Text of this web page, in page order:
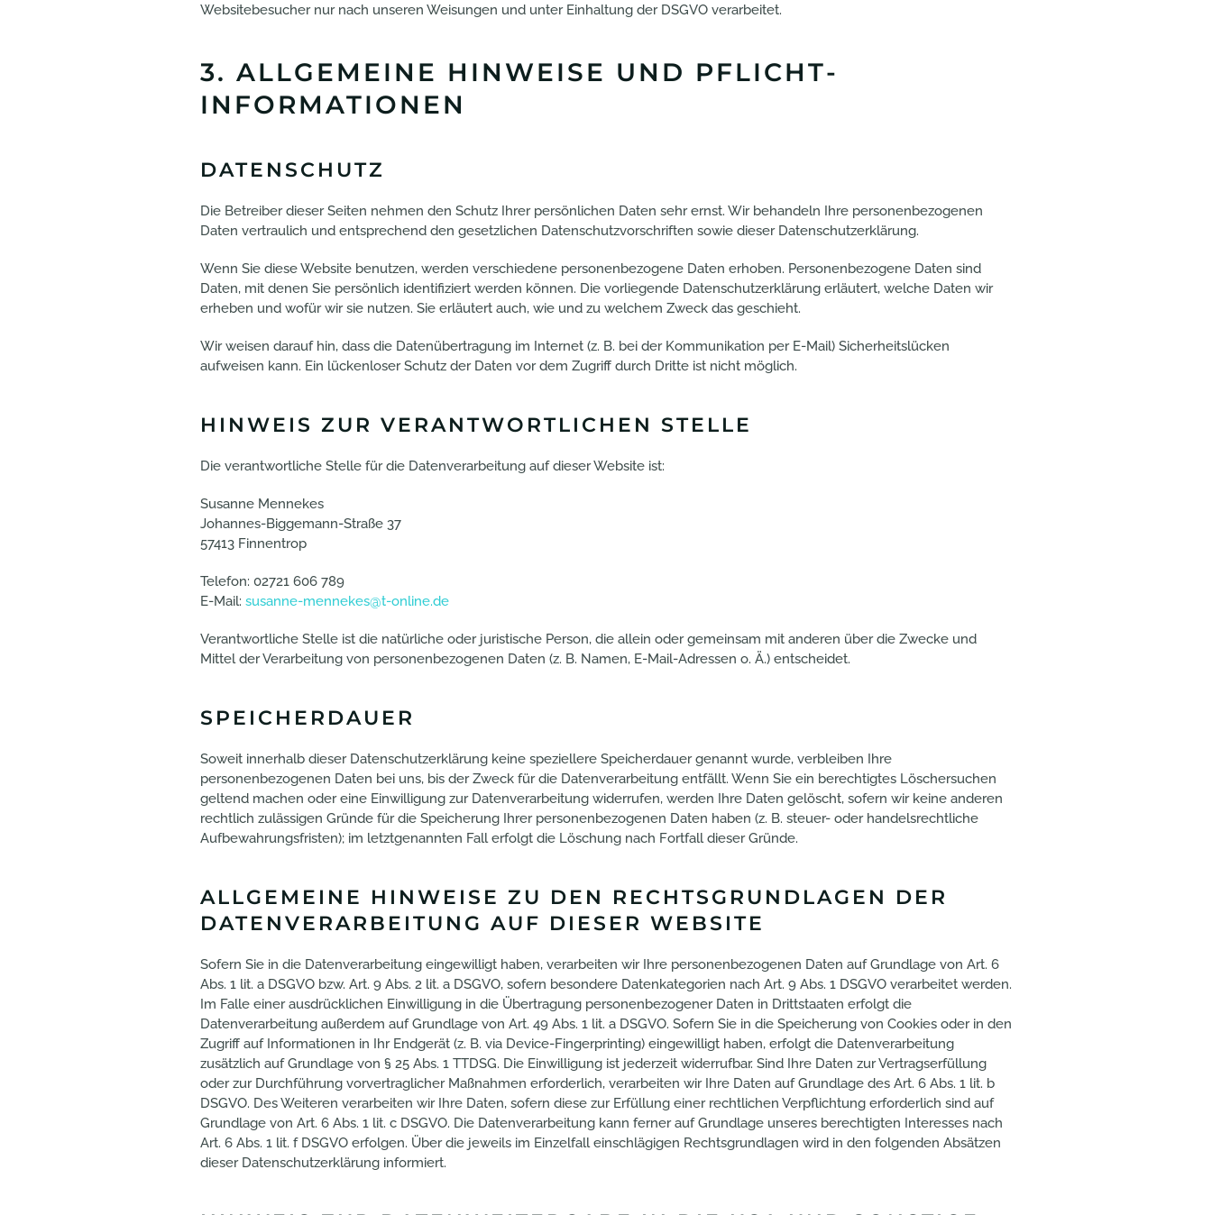
Websitebesucher nur nach unseren Weisungen und unter Einhaltung der DSGVO verarbeitet.
3. ALLGEMEINE HINWEISE UND PFLICHT­
INFORMATIONEN
DATENSCHUTZ
Die Betreiber dieser Seiten nehmen den Schutz Ihrer persönlichen Daten sehr ernst. Wir behandeln Ihre personenbezogenen
Daten vertraulich und entsprechend den gesetzlichen Datenschutzvorschriften sowie dieser Datenschutzerklärung.
Wenn Sie diese Website benutzen, werden verschiedene personenbezogene Daten erhoben. Personenbezogene Daten sind
Daten, mit denen Sie persönlich identifiziert werden können. Die vorliegende Datenschutzerklärung erläutert, welche Daten wir
erheben und wofür wir sie nutzen. Sie erläutert auch, wie und zu welchem Zweck das geschieht.
Wir weisen darauf hin, dass die Datenübertragung im Internet (z. B. bei der Kommunikation per E-Mail) Sicherheitslücken
aufweisen kann. Ein lückenloser Schutz der Daten vor dem Zugriff durch Dritte ist nicht möglich.
HINWEIS ZUR VERANTWORTLICHEN STELLE
Die verantwortliche Stelle für die Datenverarbeitung auf dieser Website ist:
Susanne Mennekes
Johannes-Biggemann-Straße 37
57413 Finnentrop
Telefon: 02721 606 789
E-Mail: susanne-mennekes@t-online.de
Verantwortliche Stelle ist die natürliche oder juristische Person, die allein oder gemeinsam mit anderen über die Zwecke und
Mittel der Verarbeitung von personenbezogenen Daten (z. B. Namen, E-Mail-Adressen o. Ä.) entscheidet.
SPEICHERDAUER
Soweit innerhalb dieser Datenschutzerklärung keine speziellere Speicherdauer genannt wurde, verbleiben Ihre
personenbezogenen Daten bei uns, bis der Zweck für die Datenverarbeitung entfällt. Wenn Sie ein berechtigtes Löschersuchen
geltend machen oder eine Einwilligung zur Datenverarbeitung widerrufen, werden Ihre Daten gelöscht, sofern wir keine anderen
rechtlich zulässigen Gründe für die Speicherung Ihrer personenbezogenen Daten haben (z. B. steuer- oder handelsrechtliche
Aufbewahrungsfristen); im letztgenannten Fall erfolgt die Löschung nach Fortfall dieser Gründe.
ALLGEMEINE HINWEISE ZU DEN RECHTSGRUNDLAGEN DER
DATENVERARBEITUNG AUF DIESER WEBSITE
Sofern Sie in die Datenverarbeitung eingewilligt haben, verarbeiten wir Ihre personenbezogenen Daten auf Grundlage von Art. 6
Abs. 1 lit. a DSGVO bzw. Art. 9 Abs. 2 lit. a DSGVO, sofern besondere Datenkategorien nach Art. 9 Abs. 1 DSGVO verarbeitet werden.
Im Falle einer ausdrücklichen Einwilligung in die Übertragung personenbezogener Daten in Drittstaaten erfolgt die
Datenverarbeitung außerdem auf Grundlage von Art. 49 Abs. 1 lit. a DSGVO. Sofern Sie in die Speicherung von Cookies oder in den
Zugriff auf Informationen in Ihr Endgerät (z. B. via Device-Fingerprinting) eingewilligt haben, erfolgt die Datenverarbeitung
zusätzlich auf Grundlage von § 25 Abs. 1 TTDSG. Die Einwilligung ist jederzeit widerrufbar. Sind Ihre Daten zur Vertragserfüllung
oder zur Durchführung vorvertraglicher Maßnahmen erforderlich, verarbeiten wir Ihre Daten auf Grundlage des Art. 6 Abs. 1 lit. b
DSGVO. Des Weiteren verarbeiten wir Ihre Daten, sofern diese zur Erfüllung einer rechtlichen Verpflichtung erforderlich sind auf
Grundlage von Art. 6 Abs. 1 lit. c DSGVO. Die Datenverarbeitung kann ferner auf Grundlage unseres berechtigten Interesses nach
Art. 6 Abs. 1 lit. f DSGVO erfolgen. Über die jeweils im Einzelfall einschlägigen Rechtsgrundlagen wird in den folgenden Absätzen
dieser Datenschutzerklärung informiert.